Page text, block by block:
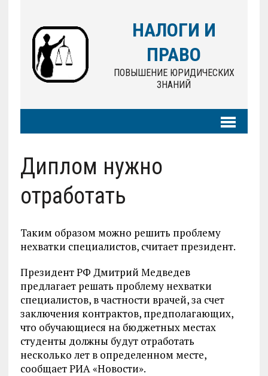
НАЛОГИ И
ПРАВО
ПОВЫШЕНИЕ ЮРИДИЧЕСКИХ
ЗНАНИЙ
Диплом нужно
отработать
Таким образом можно решить проблему
нехватки специалистов, считает президент.
Президент РФ Дмитрий Медведев
предлагает решать проблему нехватки
специалистов, в частности врачей, за счет
заключения контрактов, предполагающих,
что обучающиеся на бюджетных местах
студенты должны будут отработать
несколько лет в определенном месте,
сообщает РИА «Новости».